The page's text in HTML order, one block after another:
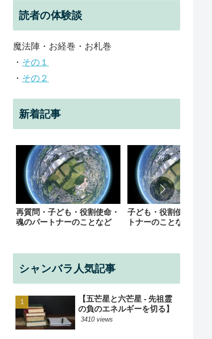
読者の体験談
魔法陣・お経巻・お札巻
・ その１
・ その２
新着記事
再質問・子ども・役割使命・
魂のパートナーのことなど
子ども・役割使命・魂
トナーのことなど
シャンバラ人気記事
【五芒星と六芒星 - 先祖霊
の負のエネルギーを切る】
3410 views